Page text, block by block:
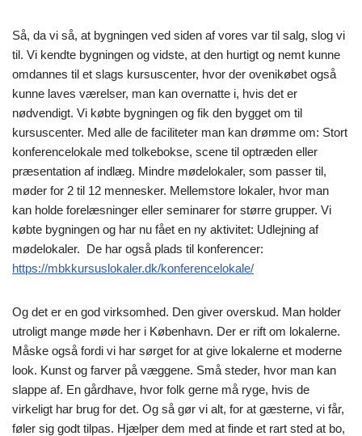
Så, da vi så, at bygningen ved siden af vores var til salg, slog vi
til. Vi kendte bygningen og vidste, at den hurtigt og nemt kunne
omdannes til et slags kursuscenter, hvor der ovenikøbet også
kunne laves værelser, man kan overnatte i, hvis det er
nødvendigt. Vi købte bygningen og fik den bygget om til
kursuscenter. Med alle de faciliteter man kan drømme om: Stort
konferencelokale med tolkebokse, scene til optræden eller
præsentation af indlæg. Mindre mødelokaler, som passer til,
møder for 2 til 12 mennesker. Mellemstore lokaler, hvor man
kan holde forelæsninger eller seminarer for større grupper. Vi
købte bygningen og har nu fået en ny aktivitet: Udlejning af
mødelokaler. De har også plads til konferencer:
https://mbkkursuslokaler.dk/konferencelokale/
Og det er en god virksomhed. Den giver overskud. Man holder
utroligt mange møde her i København. Der er rift om lokalerne.
Måske også fordi vi har sørget for at give lokalerne et moderne
look. Kunst og farver på væggene. Små steder, hvor man kan
slappe af. En gårdhave, hvor folk gerne må ryge, hvis de
virkeligt har brug for det. Og så gør vi alt, for at gæsterne, vi får,
føler sig godt tilpas. Hjælper dem med at finde et rart sted at bo,